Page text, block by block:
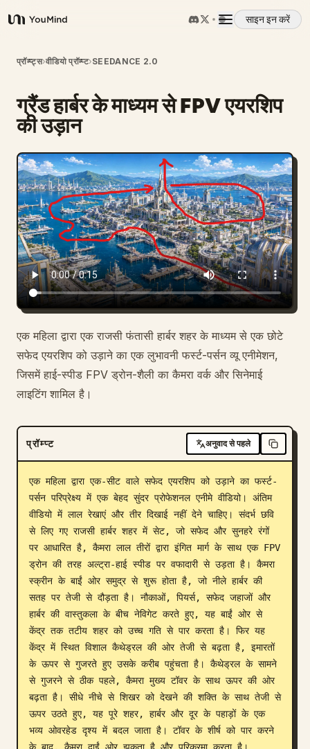
YouMind
साइन इन करें
अवलोकन
उपयोग के मामले
कौशल
प्रॉम्प्ट
मूल्य निर्धारण
डाउनलोड
ब्लॉग
अपडेट
प्रॉम्प्ट्स›वीडियो प्रॉम्प्ट›SEEDANCE 2.0
ग्रैंड हार्बर के माध्यम से FPV एयरशिप
की उड़ान
एक महिला द्वारा एक राजसी फंतासी हार्बर शहर के माध्यम से एक छोटे
सफेद एयरशिप को उड़ाने का एक लुभावनी फर्स्ट-पर्सन व्यू एनीमेशन,
जिसमें हाई-स्पीड FPV ड्रोन-शैली का कैमरा वर्क और सिनेमाई
लाइटिंग शामिल है।
प्रॉम्प्ट अनुवाद से पहले
एक महिला द्वारा एक-सीट वाले सफेद एयरशिप को उड़ाने का फर्स्ट-
पर्सन परिप्रेक्ष्य में एक बेहद सुंदर प्रोफेशनल एनीमे वीडियो। अंतिम
वीडियो में लाल रेखाएं और तीर दिखाई नहीं देने चाहिए। संदर्भ छवि
से लिए गए राजसी हार्बर शहर में सेट, जो सफेद और सुनहरे रंगों
पर आधारित है, कैमरा लाल तीरों द्वारा इंगित मार्ग के साथ एक FPV
ड्रोन की तरह अल्ट्रा-हाई स्पीड पर वफादारी से उड़ता है। कैमरा
स्क्रीन के बाईं ओर समुद्र से शुरू होता है, जो नीले हार्बर की
सतह पर तेजी से दौड़ता है। नौकाओं, पियर्स, सफेद जहाजों और
हार्बर की वास्तुकला के बीच नेविगेट करते हुए, यह बाईं ओर से
केंद्र तक तटीय शहर को उच्च गति से पार करता है। फिर यह
केंद्र में स्थित विशाल कैथेड्रल की ओर तेजी से बढ़ता है, इमारतों
के ऊपर से गुजरते हुए उसके करीब पहुंचता है। कैथेड्रल के सामने
से गुजरने से ठीक पहले, कैमरा मुख्य टॉवर के साथ ऊपर की ओर
बढ़ता है। सीधे नीचे से शिखर को देखने की शक्ति के साथ तेजी से
ऊपर उठते हुए, यह पूरे शहर, हार्बर और दूर के पहाड़ों के एक
भव्य ओवरहेड दृश्य में बदल जाता है। टॉवर के शीर्ष को पार करने
के बाद, कैमरा दाईं ओर झुकता है और परिक्रमा करता है।